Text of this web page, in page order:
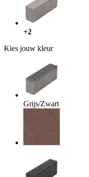
+2
Kies jouw kleur
Grijs/Zwart